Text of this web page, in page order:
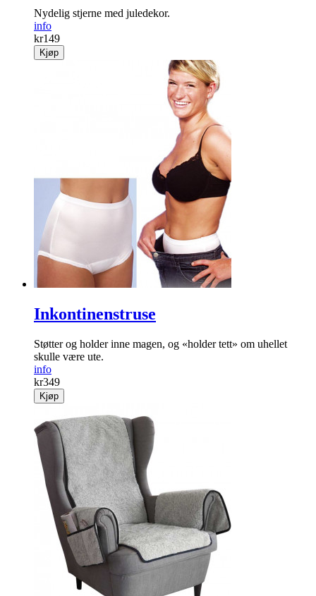
Nydelig stjerne med juledekor.
info
kr149
Kjøp
Inkontinenstruse
Støtter og holder inne magen, og «holder tett» om uhellet
skulle være ute.
info
kr349
Kjøp